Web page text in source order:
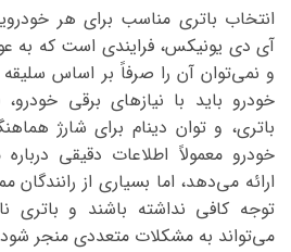
انتخاب باتری مناسب برای هر
آی دی یونیکس، فرایندی است که به
و نمی‌توان آن را صرفاً بر اساس
خودرو باید با نیازهای برقی
باتری، و توان دینام برای شارژ
خودرو معمولاً اطلاعات دقیقی
ارائه می‌دهد، اما بسیاری از
توجه کافی نداشته باشند و باتری
می‌تواند به مشکلات متعددی منجر